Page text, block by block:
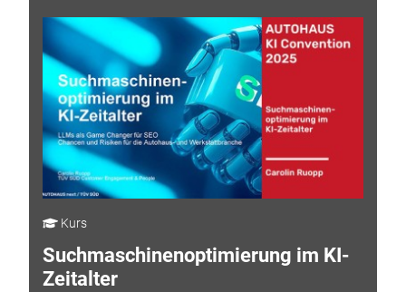
Kurs
Suchmaschinenoptimierung im KI-
Zeitalter